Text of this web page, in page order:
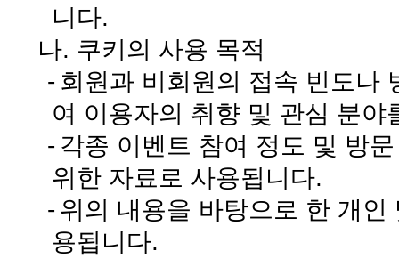
니다.
나. 쿠키의 사용 목적
- 회원과 비회원의 접속 빈도나
여 이용자의 취향 및 관심 분
- 각종 이벤트 참여 정도 및 방
위한 자료로 사용됩니다.
- 위의 내용을 바탕으로 한 개
용됩니다.